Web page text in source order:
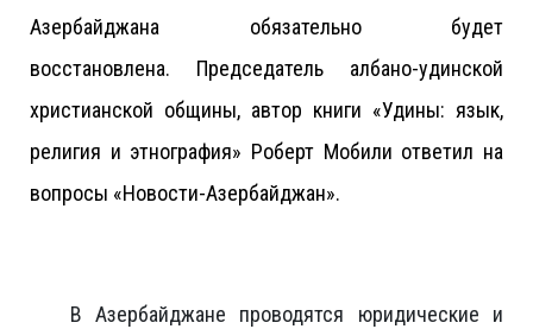
Азербайджана обязательно будет
восстановлена. Председатель албано-удинской
христианской общины, автор книги «Удины: язык,
религия и этнография» Роберт Мобили ответил на
вопросы «Новости-Азербайджан».
В Азербайджане проводятся юридические и